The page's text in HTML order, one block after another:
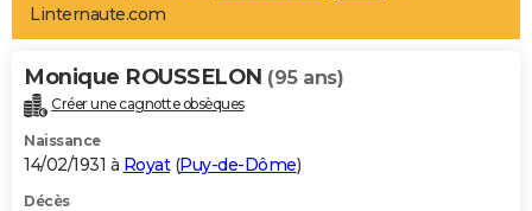
Art de vivre
Bien-être
Loisirs
Mode
Modes de vie
Alimentation
Guide de la santé
Maladies
Médicaments
Sommeil
VOYAGE
Destinations
City break
Voyage nature
Voyage de noces
Forum
Climat
+PHOTO
GUIDES D'ACHAT
Linternaute.com
Monique ROUSSELON (95 ans)
Créer une cagnotte obsèques
Naissance
14/02/1931 à Royat(Puy-de-Dôme)
Décès